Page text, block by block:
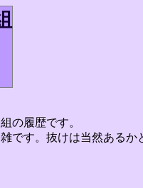
の履歴です。
です。抜けは当然あるか